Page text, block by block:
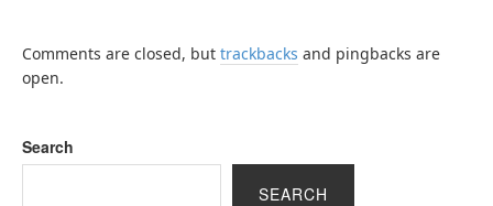
Comments are closed, but trackbacks and pingbacks are
open.
Search
SEARCH